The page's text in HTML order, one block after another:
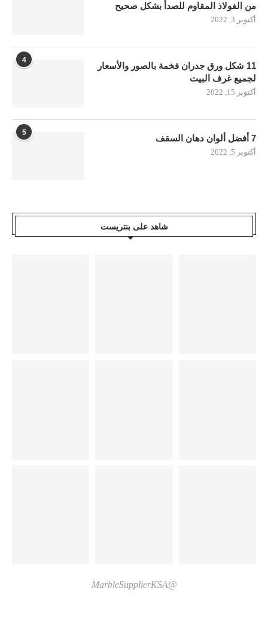
من الفولاذ المقاوم للصدأ بشكل صحيح
أكتوبر 3, 2022
4
11 شكل ورق جدران فخمة بالصور والأسعار
لجميع غرف البيت
أكتوبر 15, 2022
5
7 أفضل ألوان دهان السقف
أكتوبر 5, 2022
شاهد على بنتريست
@MarbleSupplierKSA